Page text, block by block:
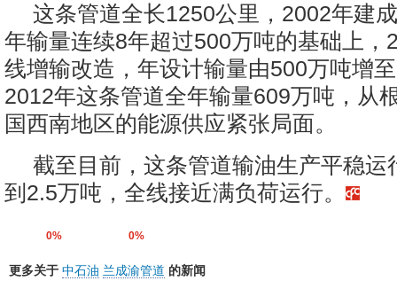
这条管道全长1250公里，2002年建
年输量连续8年超过500万吨的基础上，
线增输改造，年设计输量由500万吨增
2012年这条管道全年输量609万吨，从
国西南地区的能源供应紧张局面。
截至目前，这条管道输油生产平稳运
到2.5万吨，全线接近满负荷运行。
0% 0%
更多关于 中石油 兰成渝管道 的新闻